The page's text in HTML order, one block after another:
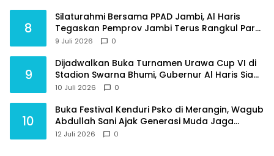
8
Silaturahmi Bersama PPAD Jambi, Al Haris
Tegaskan Pemprov Jambi Terus Rangkul Para
Purnawirawan
9 Juli 2026 0
9
Dijadwalkan Buka Turnamen Urawa Cup VI di
Stadion Swarna Bhumi, Gubernur Al Haris Siap
Berlaga Lawan Tim Urawa
10 Juli 2026 0
10
Buka Festival Kenduri Psko di Merangin, Wagub
Abdullah Sani Ajak Generasi Muda Jaga
Budaya dan Jauhi Narkoba
12 Juli 2026 0